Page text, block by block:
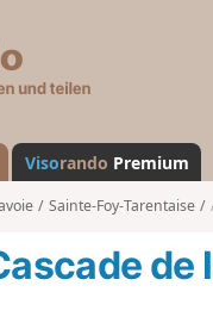
a
n
d
Visorando Premium
Sainte-Foy-Tarentaise
de